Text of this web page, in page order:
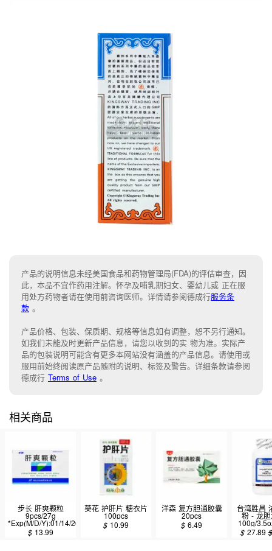
产品的说明信息未经美国食品和药物管理局(FDA)的评估审查，因
此，本品不宜作药用注解。怀孕及哺乳期妇女、婴幼儿或 正在服
用处方药物者请在使用前咨询医师。详情请参阅德成行服务条
款 。
产品价格、包装、保质期、规格等信息如有调整，恕不另行通知。
如我们未能及时更新产品信息， 请您以收到的实 物为准。 实际产
品的包装说明可能含有更多本网站没有涵盖的产品信息。请使用或
服用前始终阅读原产品随附的说明、 标签及警告。 详细条款请参阅
德成行 Terms of Use 。
相关商品
步长 肝爽颗粒
9pcs/27g
*Exp(M/D/Y):01/14/2027
$ 13.99
葵花 护肝片 糖衣片
100pcs
$ 10.99
洋森 复方胆通胶囊
20pcs
$6.49
台湾胜昌
粉 - 龙
100g/
$27.89